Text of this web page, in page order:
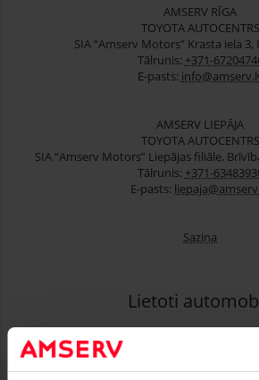
AMSERV RĪGA
TOYOTA AUTOCENTRS
SIA “Amserv Motors” Krasta iela 3,
Tālrunis: +371-
E-pasts:
AMSERV LIEPĀJA
TOYOTA AUTOCENTRS
SIA “Amserv Motors” Liepājas filiāle,
Tālrunis: +371-
E-pasts:
Saziņa
Lietoti
Serviss